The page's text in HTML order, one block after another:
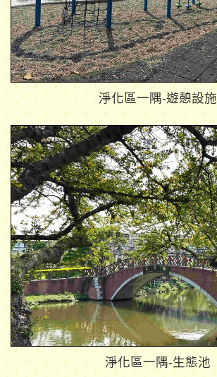
淨化區一隅-遊憩設施
淨化區一隅-生態池